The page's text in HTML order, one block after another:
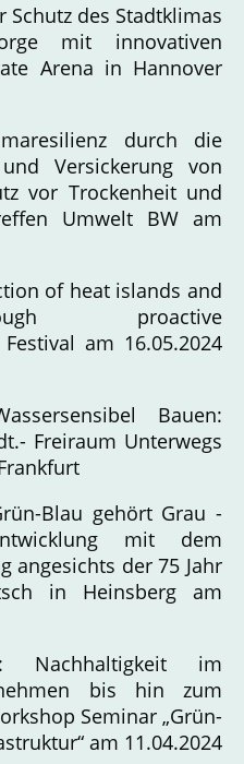
Schutz des Stadtklimas
mit innovativen
Arena in Hannover
durch die
Versickerung von
vor Trockenheit und
Umwelt BW am
of heat islands and
proactive
am 16.05.2024
Bauen:
Freiraum Unterwegs
Blau gehört Grau -
mit dem
angesichts der 75 Jahr
in Heinsberg am
Nachhaltigkeit im
bis hin zum
Seminar „Grün-
am 11.04.2024